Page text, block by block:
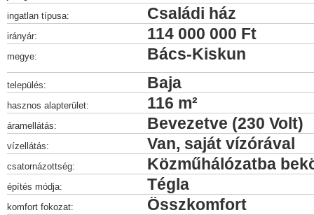
ingatlan típusa: Családi ház
irányár: 114 000 000 Ft
megye: Bács-Kiskun
település: Baja
hasznos alapterület: 116 m²
áramellátás: Bevezetve (230 Volt)
vízellátás: Van, saját vízórával
csatornázottség: Közműhálózatba
építés módja: Tégla
komfort fokozat: Összkomfort